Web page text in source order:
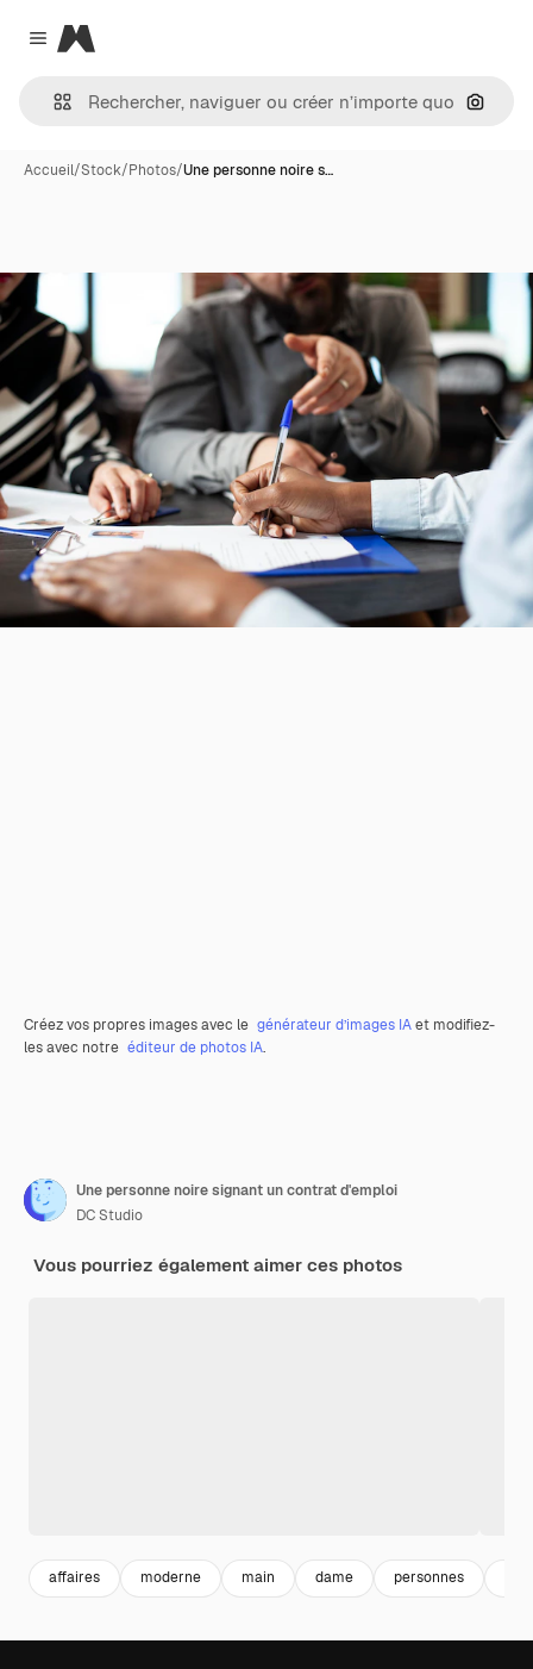
Close menu
Magnific
Accueil/Stock/Photos/Une personne noire s…
Créez vos propres images avec le générateur d’images IAet modifiez-
les avec notre éditeur de photos IA.
Une personne noire signant un contrat d'emploi
DC Studio
Vous pourriez également aimer ces photos
affaires moderne main dame personnes